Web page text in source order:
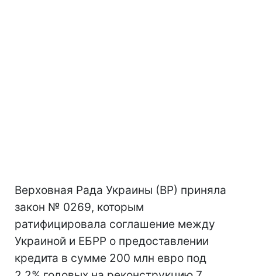
Верховная Рада Украины (ВР) приняла
закон № 0269, которым
ратифицировала соглашение между
Украиной и ЕБРР о предоставлении
кредита в сумме 200 млн евро под